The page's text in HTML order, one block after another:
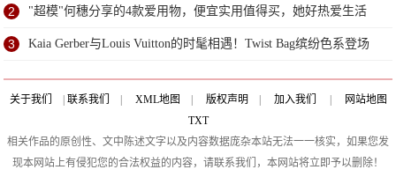
2 "超模"何穗分享的4款爱用物，便宜实用值得买，她好热爱生活
3 Kaia Gerber与Louis Vuitton的时髦相遇！Twist Bag缤纷色系登场
关于我们 联系我们 XML地图 版权声明 加入我们
网站地图
TXT
相关作品的原创性、文中陈述文字以及内容数据庞杂本站无法一一核实，如果您发
现本网站上有侵犯您的合法权益的内容，请联系我们，本网站将立即予以删除！